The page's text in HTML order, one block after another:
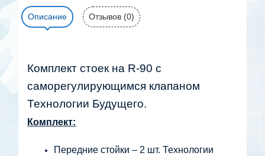
Описание Отзывов (0)
Комплект стоек на R-90 с
саморегулирующимся клапаном
Технологии Будущего.
Комплект:
Передние стойки – 2 шт. Технологии